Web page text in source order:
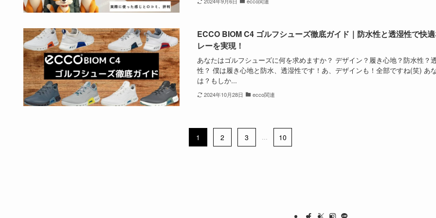
ECCO BIOM C4 ゴルフシューズ徹底ガイド｜防水性と透湿性で快
レーを実現！
あなたはゴルフシューズに何を求めますか？ デザイン？履き心地？防水性？
性？ 僕は履き心地と防水、透湿性です！あ、デザインも！全部ですね(笑) あ
は？もしか...
2024年10月28日 ecco関連
1 2 3 ... 10